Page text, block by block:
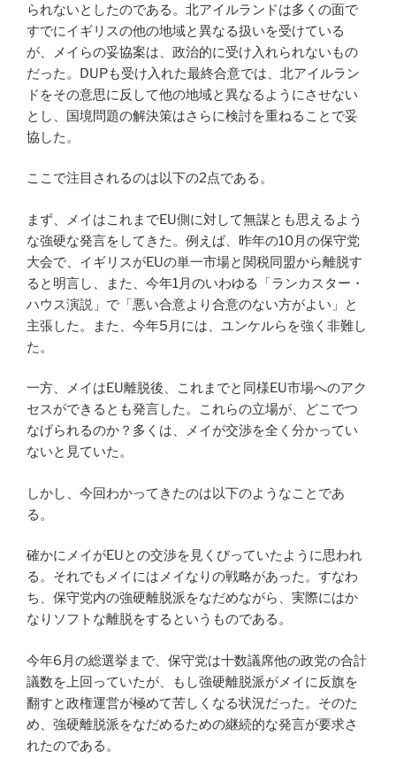
られないとしたのである。北アイルランドは多くの面で
すでにイギリスの他の地域と異なる扱いを受けている
が、メイらの妥協案は、政治的に受け入れられないもの
だった。DUPも受け入れた最終合意では、北アイルラン
ドをその意思に反して他の地域と異なるようにさせない
とし、国境問題の解決策はさらに検討を重ねることで妥
協した。
ここで注目されるのは以下の2点である。
まず、メイはこれまでEU側に対して無謀とも思えるよう
な強硬な発言をしてきた。例えば、昨年の10月の保守党
大会で、イギリスがEUの単一市場と関税同盟から離脱す
ると明言し、また、今年1月のいわゆる「ランカスター・
ハウス演説」で「悪い合意より合意のない方がよい」と
主張した。また、今年5月には、ユンケルらを強く非難し
た。
一方、メイはEU離脱後、これまでと同様EU市場へのアク
セスができるとも発言した。これらの立場が、どこでつ
なげられるのか？多くは、メイが交渉を全く分かってい
ないと見ていた。
しかし、今回わかってきたのは以下のようなことであ
る。
確かにメイがEUとの交渉を見くびっていたように思われ
る。それでもメイにはメイなりの戦略があった。すなわ
ち、保守党内の強硬離脱派をなだめながら、実際にはか
なりソフトな離脱をするというものである。
今年6月の総選挙まで、保守党は十数議席他の政党の合計
議数を上回っていたが、もし強硬離脱派がメイに反旗を
翻すと政権運営が極めて苦しくなる状況だった。そのた
め、強硬離脱派をなだめるための継続的な発言が要求さ
れたのである。